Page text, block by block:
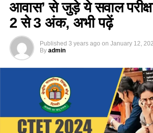
आपकी द्वारा दर्ज की गई आपत्ति का समाधान सीबीएससी
विशेषज्ञों की टीम द्वारा होगा। यदि आपका दावा सही
आपको उसके लिए अंक प्रदान किया जाएगा।
CTET Answer Key 2024:
डाउनलोड करें आंसर-की
Step:1 CBSE CTET उत्तर कुंजी डाउनलोड
आपको आधिकारिक वेबसाइट ctet.nic.in पर जाना
आवास’ से जुड़े ये सवाल
2 से 3 अंक, अभी पढ़ें
Published 3 years ago on January 12,
By admin